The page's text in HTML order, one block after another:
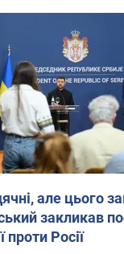
але цього
закликав
проти Росії